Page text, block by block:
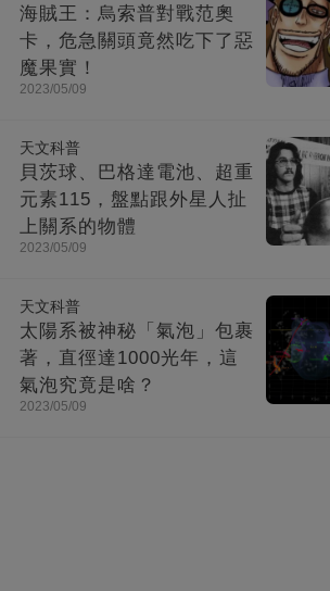
海賊王：烏索普對戰范奧
卡，危急關頭竟然吃下了惡
魔果實！
2023/05/09
天文科普
貝茨球、巴格達電池、超重
元素115，盤點跟外星人扯
上關系的物體
2023/05/09
天文科普
太陽系被神秘「氣泡」包裹
著，直徑達1000光年，這
氣泡究竟是啥？
2023/05/09